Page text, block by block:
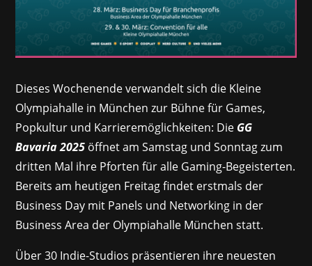
Dieses Wochenende verwandelt sich die Kleine
Olympiahalle in München zur Bühne für Games,
Popkultur und Karrieremöglichkeiten: Die GG
Bavaria 2025 öffnet am Samstag und Sonntag zum
dritten Mal ihre Pforten für alle Gaming-Begeisterten.
Bereits am heutigen Freitag findet erstmals der
Business Day mit Panels und Networking in der
Business Area der Olympiahalle München statt.
Über 30 Indie-Studios präsentieren ihre neuesten